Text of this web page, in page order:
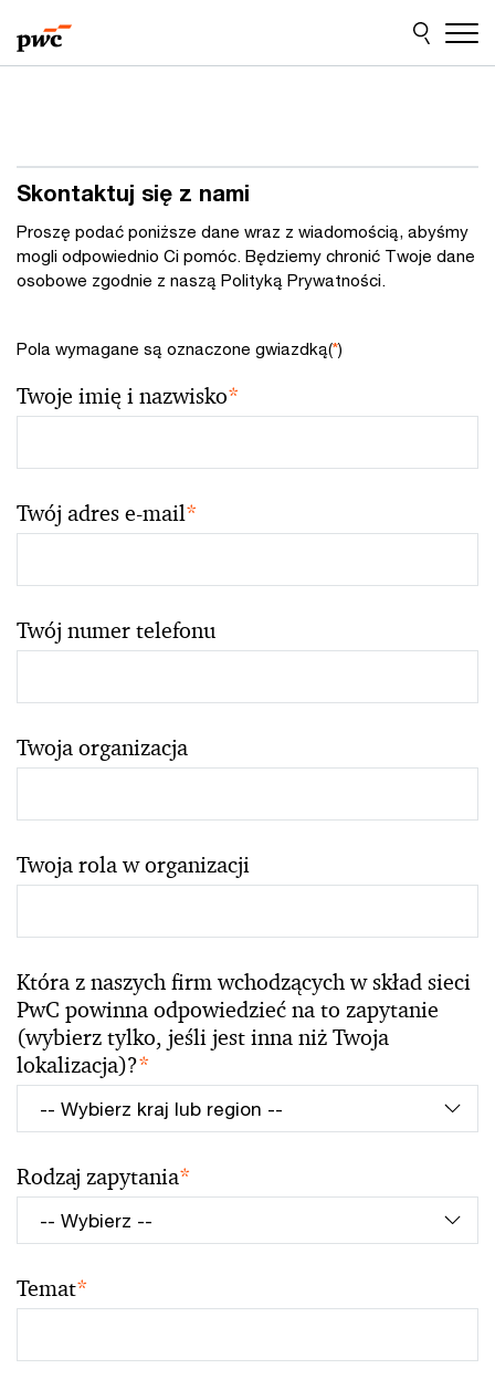
do
treści
do
stopki
Skontaktuj się z nami
Proszę podać poniższe dane wraz z wiadomością, abyśmy
mogli odpowiednio Ci pomóc. Będziemy chronić Twoje dane
osobowe zgodnie z naszą Polityką Prywatności.
Pola wymagane są oznaczone gwiazdką(*)
Twoje imię i nazwisko*
Twój adres e-mail*
Twój numer telefonu
Twoja organizacja
Twoja rola w organizacji
Która z naszych firm wchodzących w skład sieci
PwC powinna odpowiedzieć na to zapytanie
(wybierz tylko, jeśli jest inna niż Twoja
lokalizacja)?*
Rodzaj zapytania*
Temat*